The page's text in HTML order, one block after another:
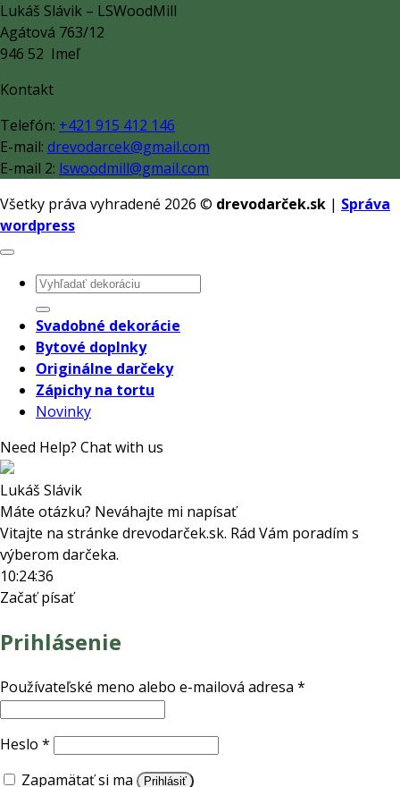
Lukáš Slávik – LSWoodMill
Agátová 763/12
946 52 Imeľ
Kontakt
Telefón: +421 915 412 146
E-mail: drevodarcek@gmail.com
E-mail 2: lswoodmill@gmail.com
Všetky práva vyhradené 2026 © drevodarček.sk | Správa
wordpress
Hľadať:
Svadobné dekorácie
Bytové doplnky
Originálne darčeky
Zápichy na tortu
Novinky
Need Help? Chat with us
Lukáš Slávik
Máte otázku? Neváhajte mi napísať
Vitajte na stránke drevodarček.sk. Rád Vám poradím s
výberom darčeka.
10:24:36
Začať písať
Prihlásenie
Používateľské meno alebo e-mailová adresa *
Heslo * Povinné
Zapamätať si ma
Prihlásiť